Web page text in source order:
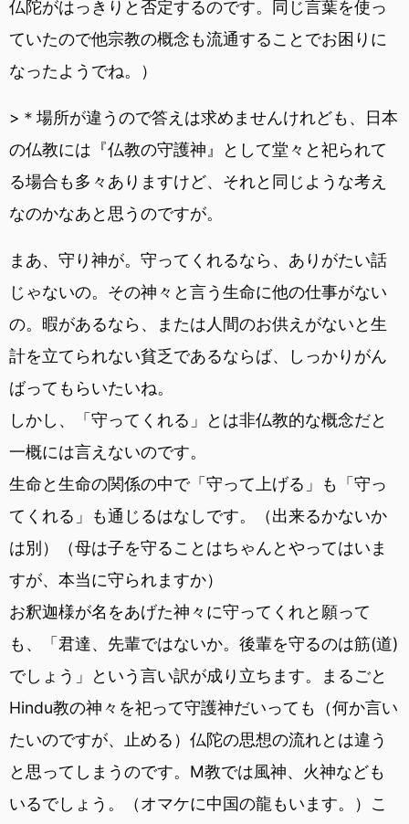
仏陀がはっきりと否定するのです。同じ言葉を使っ
ていたので他宗教の概念も流通することでお困りに
なったようでね。）
>＊場所が違うので答えは求めませんけれども、日本
の仏教には『仏教の守護神』として堂々と祀られて
る場合も多々ありますけど、それと同じような考え
なのかなあと思うのですが。
まあ、守り神が。守ってくれるなら、ありがたい話
じゃないの。その神々と言う生命に他の仕事がない
の。暇があるなら、または人間のお供えがないと生
計を立てられない貧乏であるならば、しっかりがん
ばってもらいたいね。
しかし、「守ってくれる」とは非仏教的な概念だと
一概には言えないのです。
生命と生命の関係の中で「守って上げる」も「守っ
てくれる」も通じるはなしです。（出来るかないか
は別）（母は子を守ることはちゃんとやってはいま
すが、本当に守られますか）
お釈迦様が名をあげた神々に守ってくれと願って
も、「君達、先輩ではないか。後輩を守るのは筋(道)
でしょう」という言い訳が成り立ちます。まるごと
Hindu教の神々を祀って守護神だいっても（何か言い
たいのですが、止める）仏陀の思想の流れとは違う
と思ってしまうのです。M教では風神、火神なども
いるでしょう。（オマケに中国の龍もいます。）こ